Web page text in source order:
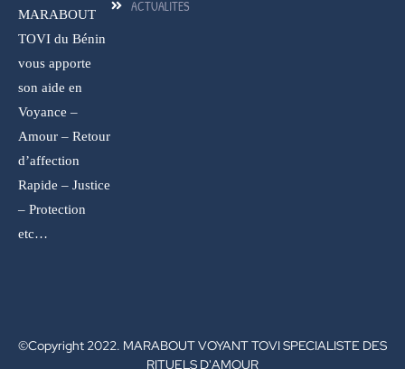
MARABOUT
TOVI du Bénin
vous apporte
son aide en
Voyance –
Amour – Retour
d’affection
Rapide – Justice
– Protection
etc…
ACTUALITES
©Copyright 2022. MARABOUT VOYANT TOVI SPECIALISTE DES
RITUELS D'AMOUR